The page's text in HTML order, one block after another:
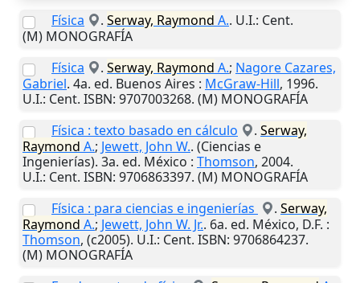
Física . Serway, Raymond A.. U.I.: Cent.
(M) MONOGRAFÍA
Física
. Serway, Raymond A.; Nagore Cazares,
Gabriel. 4a. ed. Buenos Aires : McGraw-Hill, 1996.
U.I.: Cent. ISBN: 9707003268. (M) MONOGRAFÍA
Física : texto basado en cálculo
. Serway,
Raymond A.; Jewett, John W.. (Ciencias e
Ingenierías). 3a. ed. México : Thomson, 2004.
U.I.: Cent. ISBN: 9706863397. (M) MONOGRAFÍA
Física : para ciencias e ingenierías
. Serway,
Raymond A.; Jewett, John W. Jr.. 6a. ed. México, D.F. :
Thomson, (c2005). U.I.: Cent. ISBN: 9706864237.
(M) MONOGRAFÍA